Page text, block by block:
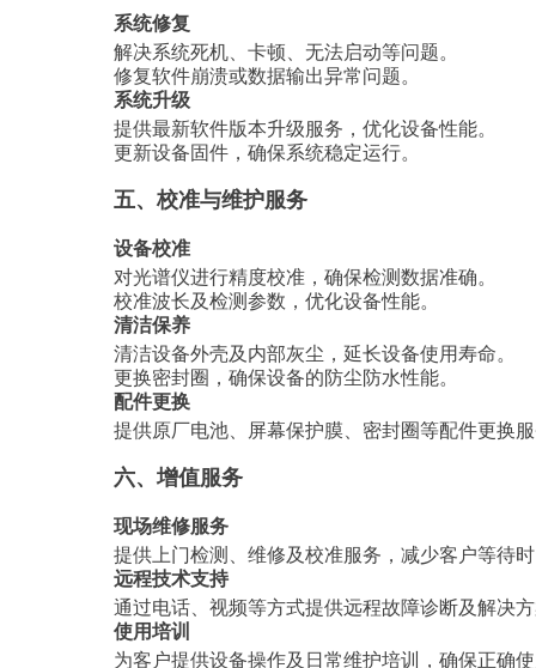
系统修复
解决系统死机、卡顿、无法启动等问题。
修复软件崩溃或数据输出异常问题。
系统升级
提供最新软件版本升级服务，优化设备性能。
更新设备固件，确保系统稳定运行。
五、校准与维护服务
设备校准
对光谱仪进行精度校准，确保检测数据准确。
校准波长及检测参数，优化设备性能。
清洁保养
清洁设备外壳及内部灰尘，延长设备使用寿命。
更换密封圈，确保设备的防尘防水性能。
配件更换
提供原厂电池、屏幕保护膜、密封圈等配件更换
六、增值服务
现场维修服务
提供上门检测、维修及校准服务，减少客户等待
远程技术支持
通过电话、视频等方式提供远程故障诊断及解决
使用培训
为客户提供设备操作及日常维护培训，确保正确